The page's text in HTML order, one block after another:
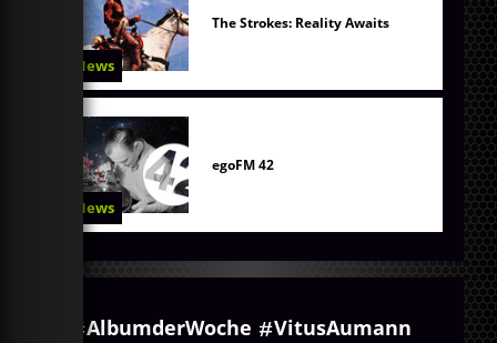
News
The Strokes: Reality Awaits
News
egoFM 42
AlbumderWoche VitusAumann